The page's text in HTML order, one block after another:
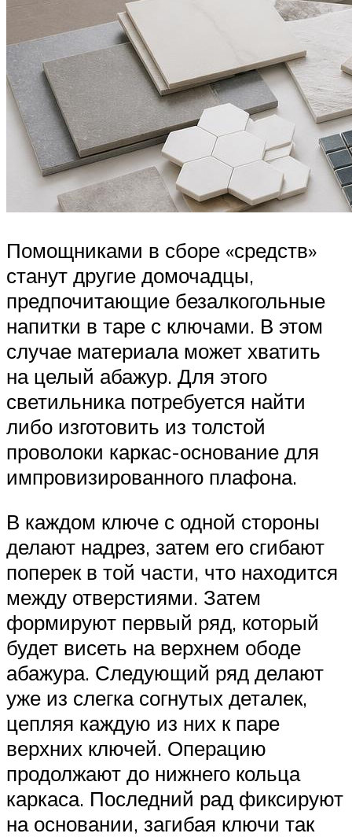
Помощниками в сборе «средств»
станут другие домочадцы,
предпочитающие безалкогольные
напитки в таре с ключами. В этом
случае материала может хватить
на целый абажур. Для этого
светильника потребуется найти
либо изготовить из толстой
проволоки каркас-основание для
импровизированного плафона.
В каждом ключе с одной стороны
делают надрез, затем его сгибают
поперек в той части, что находится
между отверстиями. Затем
формируют первый ряд, который
будет висеть на верхнем ободе
абажура. Следующий ряд делают
уже из слегка согнутых деталек,
цепляя каждую из них к паре
верхних ключей. Операцию
продолжают до нижнего кольца
каркаса. Последний рад фиксируют
на основании, загибая ключи так